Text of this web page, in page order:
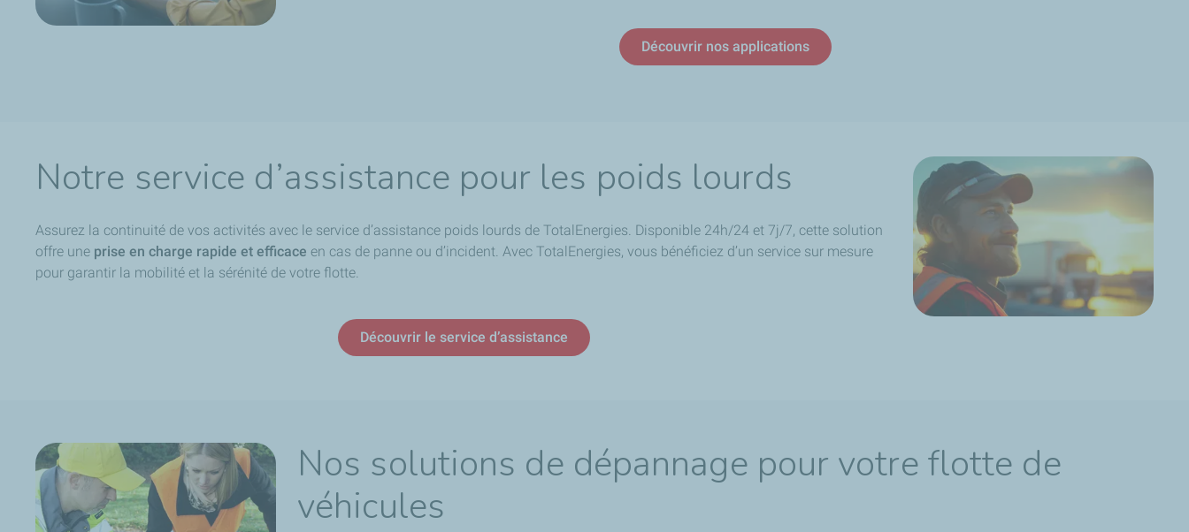
Découvrir nos applications
Notre service d’assistance pour les poids lourds
Assurez la continuité de vos activités avec le service d’assistance poids lourds de TotalEnergies. Disponible 24h/24 et 7j/7, cette solution
offre une prise en charge rapide et efficace en cas de panne ou d’incident. Avec TotalEnergies, vous bénéficiez d’un service sur mesure
pour garantir la mobilité et la sérénité de votre flotte.
Découvrir le service d’assistance
Nos solutions de dépannage pour votre flotte de
véhicules